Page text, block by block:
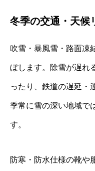
冬季の交通・天候
吹雪・暴風雪・路面凍
ぼします。除雪が遅れ
ったり、鉄道の遅延・
季常に雪の深い地域で
す。
防寒・防水仕様の靴や